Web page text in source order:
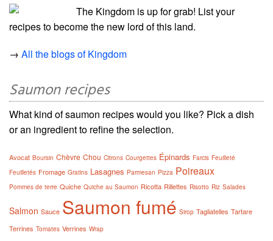
The Kingdom is up for grab! List your
recipes to become the new lord of this land.
→ All the blogs of Kingdom
Saumon recipes
What kind of saumon recipes would you like? Pick a dish
or an ingredient to refine the selection.
Avocat Boursin Chèvre Chou Citrons Courgettes Épinards Farcis Feuilleté
Feuilletés Fromage Gratins Lasagnes Parmesan Pizza Poireaux
Pommes de terre Quiche Quiche au Saumon Ricotta Rillettes Risotto Riz Salades
Salmon Sauce Saumon fumé Sirop Tagliatelles Tartare
Terrines Tomates Verrines Wrap